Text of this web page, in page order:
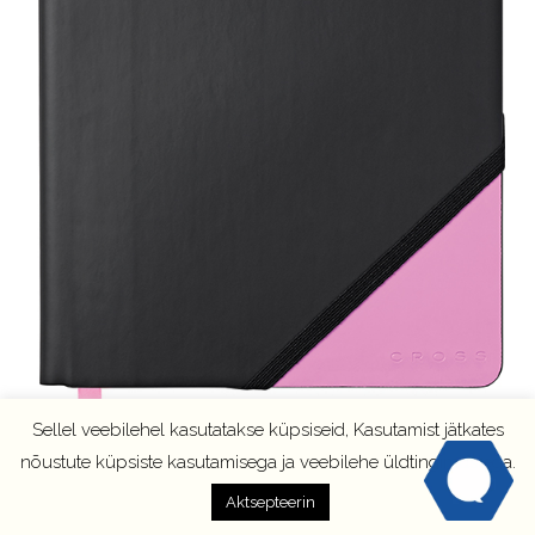
Sellel veebilehel kasutatakse küpsiseid, Kasutamist jätkates
nõustute küpsiste kasutamisega ja veebilehe üldtingimustega.
Aktsepteerin